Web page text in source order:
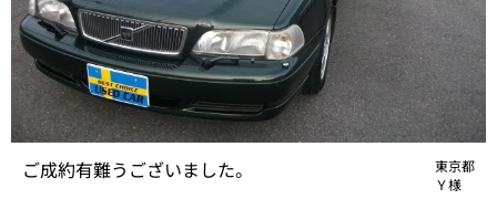
ご成約有難うございました。
東京都
Ｙ様